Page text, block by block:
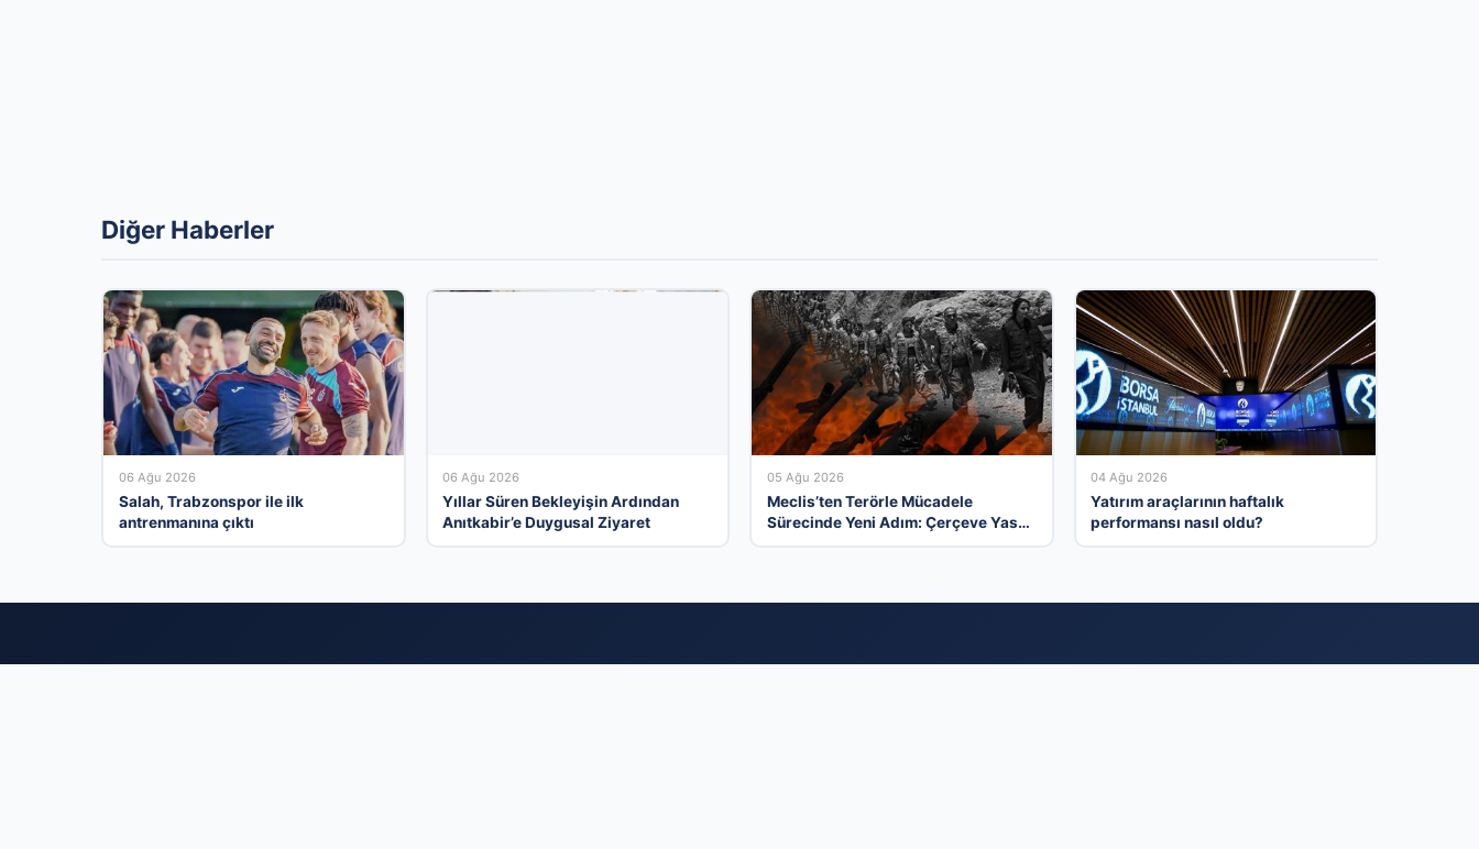
Diğer Haberler
06 Ağu 2026
Salah, Trabzonspor ile ilk
antrenmanına çıktı
06 Ağu 2026
Yıllar Süren Bekleyişin Ardından
Anıtkabir’e Duygusal Ziyaret
05 Ağu 2026
Meclis’ten Terörle Mücadele
Sürecinde Yeni Adım: Çerçeve Yasa
04 Ağu 2026
Yatırım araçlarının haftalık
performansı nasıl oldu?